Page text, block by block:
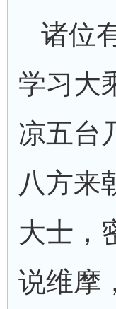
诸位
学习大
凉五台
八方来
大士，
说维摩